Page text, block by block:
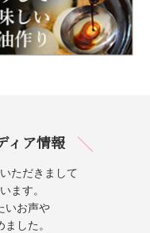
ィア情報
ただきまして
ます。
いお声や
した。